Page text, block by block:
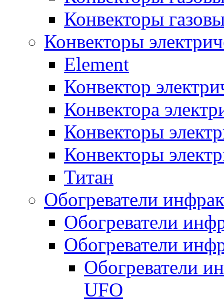
Конвекторы
Конвекторы
Element
Конвектор
Конвектора
Конвекторы
Конвекторы
Титан
Обогреватели
Обогреватели
Обогреватели
Обогреватели
UFO